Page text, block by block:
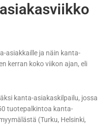
asiakkaille ja näin kanta-
kerran koko viikon ajan, eli
kanta-asiakaskilpailu, jossa
tuotepalkintoa kanta-
(Turku, Helsinki,